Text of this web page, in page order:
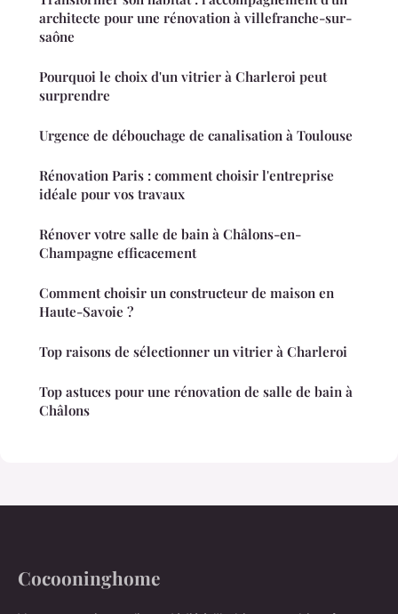
architecte pour une rénovation à villefranche-sur-
saône
Pourquoi le choix d'un vitrier à Charleroi peut
surprendre
Urgence de débouchage de canalisation à Toulouse
Rénovation Paris : comment choisir l'entreprise
idéale pour vos travaux
Rénover votre salle de bain à Châlons-en-
Champagne efficacement
Comment choisir un constructeur de maison en
Haute-Savoie ?
Top raisons de sélectionner un vitrier à Charleroi
Top astuces pour une rénovation de salle de bain à
Châlons
Cocooninghome